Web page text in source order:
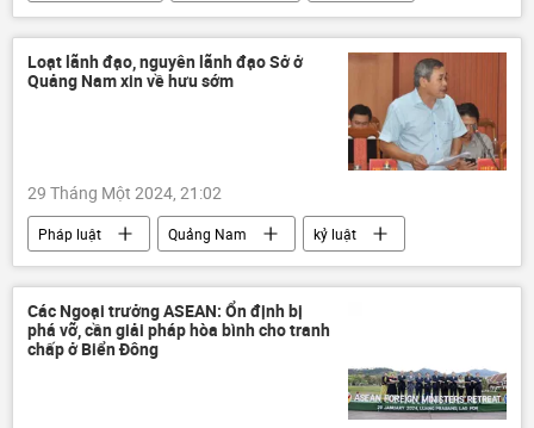
Quân sự
Chính trị Thế giới
Loạt lãnh đạo, nguyên lãnh đạo Sở ở
Quảng Nam xin về hưu sớm
29 Tháng Một 2024, 21:02
Pháp luật Quảng Nam
kỷ luật
Chính trị
cán bộ Việt Nam
Các Ngoại trưởng ASEAN: Ổn định bị
phá vỡ, cần giải pháp hòa bình cho tranh
chấp ở Biển Đông